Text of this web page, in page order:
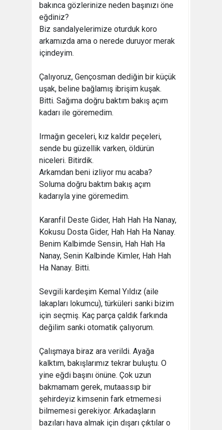
bakınca gözlerinize neden başınızı öne
eğdiniz?
Biz sandalyelerimize oturduk koro
arkamızda ama o nerede duruyor merak
içindeyim.
Çalıyoruz, Gençosman dediğin bir küçük
uşak, beline bağlamış ibrişim kuşak.
Bitti. Sağıma doğru baktım bakış açım
kadarı ile göremedim.
Irmağın geceleri, kız kaldır peçeleri,
sende bu güzellik varken, öldürün
niceleri. Bitirdik.
Arkamdan beni izliyor mu acaba?
Soluma doğru baktım bakış açım
kadarıyla yine göremedim.
Karanfil Deste Gider, Hah Hah Ha Nanay,
Kokusu Dosta Gider, Hah Hah Ha Nanay.
Benim Kalbimde Sensin, Hah Hah Ha
Nanay, Senin Kalbinde Kimler, Hah Hah
Ha Nanay. Bitti.
Sevgili kardeşim Kemal Yıldız (aile
lakapları lokumcu), türküleri sanki bizim
için seçmiş. Kaç parça çaldık farkında
değilim sanki otomatik çalıyorum.
Çalışmaya biraz ara verildi. Ayağa
kalktım, bakışlarımız tekrar buluştu. O
yine eğdi başını önüne. Çok uzun
bakmamam gerek, mutaassıp bir
şehirdeyiz kimsenin fark etmemesi
bilmemesi gerekiyor. Arkadaşların
bazıları hava almak için dışarı çıktılar o